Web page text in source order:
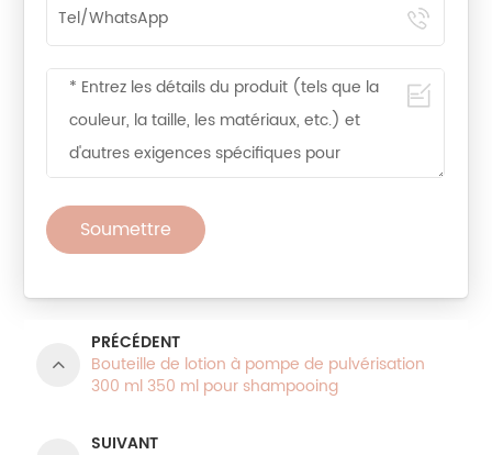
Soumettre
PRÉCÉDENT
Bouteille de lotion à pompe de pulvérisation
300 ml 350 ml pour shampooing
SUIVANT